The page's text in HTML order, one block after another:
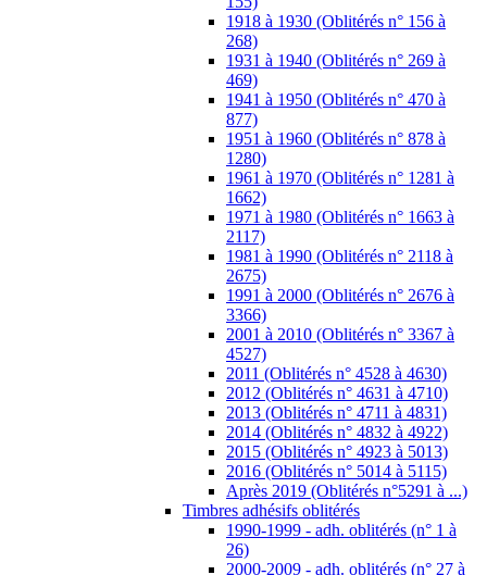
3366)
2001 à 2010 (Oblitérés n° 3367 à
4527)
2011 (Oblitérés n° 4528 à 4630)
2012 (Oblitérés n° 4631 à 4710)
2013 (Oblitérés n° 4711 à 4831)
2014 (Oblitérés n° 4832 à 4922)
2015 (Oblitérés n° 4923 à 5013)
2016 (Oblitérés n° 5014 à 5115)
Après 2019 (Oblitérés n°5291 à ...)
Timbres adhésifs oblitérés
1990-1999 - adh. oblitérés (n° 1 à
26)
2000-2009 - adh. oblitérés (n° 27 à
385)
2010-2015 - adh. oblitérés (n° 386 à
1213)
2016-2020 - adh. oblitérés (n° 1214
à 1941)
Timbres poste aérienne oblitérés
Timbres préoblitérés sans gomme
Timbres de Service oblitérés
Timbres-taxe oblitérés
Colis postaux oblitérés
Blocs et feuilles oblitérés
Blocs oblitérés
Feuilles oblitérées
Carnets oblitérés
Carnets gommés oblitérés